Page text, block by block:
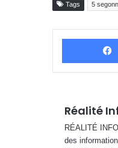
Tags 5 segonn
Réalité
RÉALITÉ
des